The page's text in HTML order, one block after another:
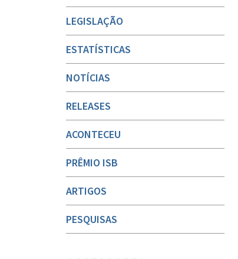
LEGISLAÇÃO
ESTATÍSTICAS
NOTÍCIAS
RELEASES
ACONTECEU
PRÊMIO ISB
ARTIGOS
PESQUISAS